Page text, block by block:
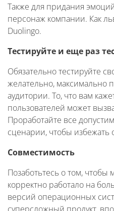
Также для придания
персонаж компании. Как
Duolingo.
Тестируйте и еще раз
Обязательно тестируйте
желательно, максимально
аудитории. То, что вам
пользователей может
Проработайте все
сценарии, чтобы избежать
Совместимость
Позаботьтесь о том,
корректно работало на
версий операционных